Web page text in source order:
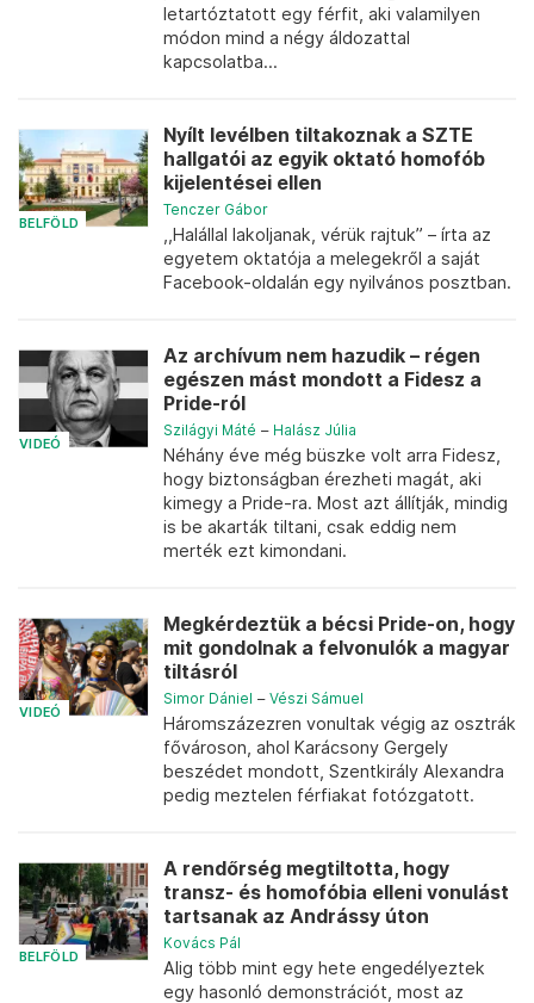
letartóztatott egy férfit, aki valamilyen
módon mind a négy áldozattal
kapcsolatba...
BELFÖLD
Nyílt levélben tiltakoznak a SZTE
hallgatói az egyik oktató homofób
kijelentései ellen
Tenczer Gábor
,,Halállal lakoljanak, vérük rajtuk” – írta az
egyetem oktatója a melegekről a saját
Facebook-oldalán egy nyilvános posztban.
VIDEÓ
Az archívum nem hazudik – régen
egészen mást mondott a Fidesz a
Pride-ról
Szilágyi Máté – Halász Júlia
Néhány éve még büszke volt arra Fidesz,
hogy biztonságban érezheti magát, aki
kimegy a Pride-ra. Most azt állítják, mindig
is be akarták tiltani, csak eddig nem
merték ezt kimondani.
VIDEÓ
Megkérdeztük a bécsi Pride-on, hogy
mit gondolnak a felvonulók a magyar
tiltásról
Simor Dániel – Vészi Sámuel
Háromszázezren vonultak végig az osztrák
fővároson, ahol Karácsony Gergely
beszédet mondott, Szentkirály Alexandra
pedig meztelen férfiakat fotózgatott.
BELFÖLD
A rendőrség megtiltotta, hogy
transz- és homofóbia elleni vonulást
tartsanak az Andrássy úton
Kovács Pál
Alig több mint egy hete engedélyeztek
egy hasonló demonstrációt, most az